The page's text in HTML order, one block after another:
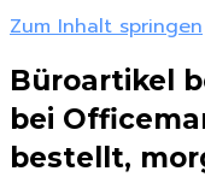
Zum Inhalt springen
Büroartikel
bei
bestellt,